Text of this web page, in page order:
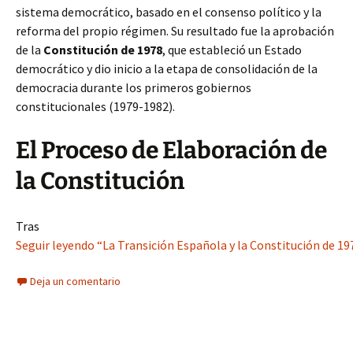
sistema democrático, basado en el consenso político y la
reforma del propio régimen. Su resultado fue la aprobación
de la Constitución de 1978, que estableció un Estado
democrático y dio inicio a la etapa de consolidación de la
democracia durante los primeros gobiernos
constitucionales (1979-1982).
El Proceso de Elaboración de
la Constitución
Tras
Seguir leyendo “La Transición Española y la Constitución de
Deja un comentario